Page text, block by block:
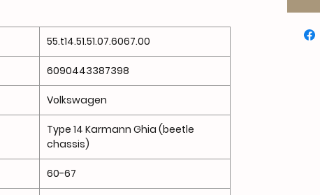
55.t14.51.51.07.6067.00
6090443387398
Volkswagen
Type 14 Karmann Ghia (beetle
chassis)
60-67